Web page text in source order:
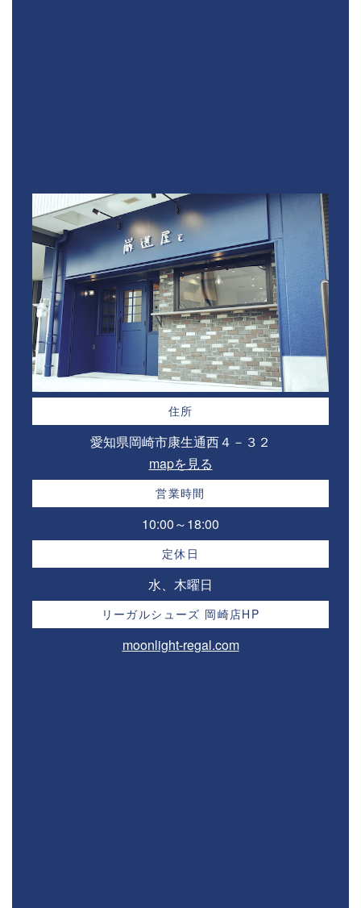
住所
愛知県岡崎市康生通西４－３２⁣
mapを見る
営業時間
10:00～18:00⁣
定休日
水、木曜日
リーガルシューズ 岡崎店HP
moonlight-regal.com